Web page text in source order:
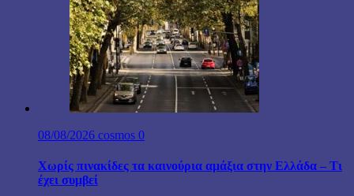
08/08/2026 cosmos 0
Χωρίς πινακίδες τα καινούρια αμάξια στην Ελλάδα – Τι
έχει συμβεί